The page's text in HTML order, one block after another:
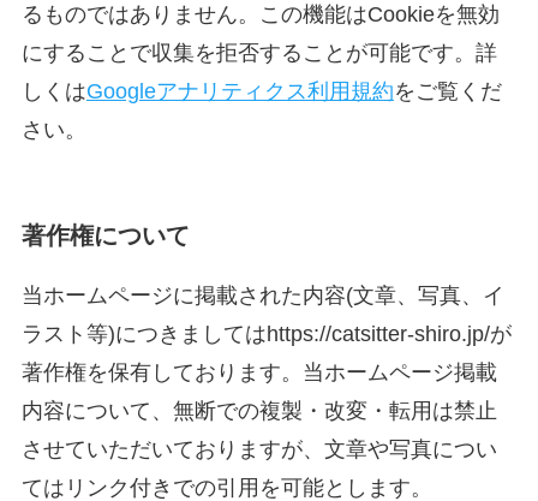
るものではありません。この機能はCookieを無効
にすることで収集を拒否することが可能です。詳
しくはGoogleアナリティクス利用規約をご覧くだ
さい。
著作権について
当ホームページに掲載された内容(文章、写真、イ
ラスト等)につきましてはhttps://catsitter-shiro.jp/が
著作権を保有しております。当ホームページ掲載
内容について、無断での複製・改変・転用は禁止
させていただいておりますが、文章や写真につい
てはリンク付きでの引用を可能とします。